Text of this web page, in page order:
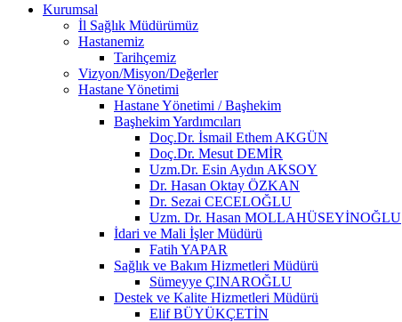
Kurumsal
İl Sağlık Müdürümüz
Hastanemiz
Tarihçemiz
Vizyon/Misyon/Değerler
Hastane Yönetimi
Hastane Yönetimi / Başhekim
Başhekim Yardımcıları
Doç.Dr. İsmail Ethem AKGÜN
Doç.Dr. Mesut DEMİR
Uzm.Dr. Esin Aydın AKSOY
Dr. Hasan Oktay ÖZKAN
Dr. Sezai CECELOĞLU
Uzm. Dr. Hasan MOLLAHÜSEYİNOĞLU
İdari ve Mali İşler Müdürü
Fatih YAPAR
Sağlık ve Bakım Hizmetleri Müdürü
Sümeyye ÇINAROĞLU
Destek ve Kalite Hizmetleri Müdürü
Elif BÜYÜKÇETİN